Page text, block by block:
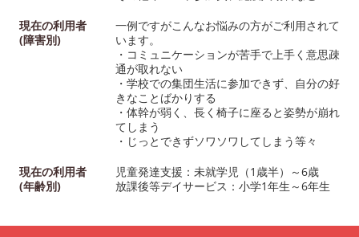
現在の利用者
(障害別)
一例ですがこんなお悩みの方がご利用されて
います。
・コミュニケーションが苦手で上手く意思疎
通が取れない
・学校での集団生活に参加できず、自分の好
きなことばかりする
・体幹が弱く、長く椅子に座ると姿勢が崩れ
てしまう
・じっとできずソワソワしてしまう等々
現在の利用者
(年齢別)
児童発達支援：未就学児（1歳半）～6歳
放課後等デイサービス：小学1年生～6年生